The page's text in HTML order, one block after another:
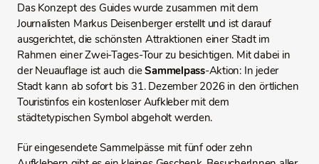
Das Konzept des Guides wurde zusammen mit dem
Journalisten Markus Deisenberger erstellt und ist darauf
ausgerichtet, die schönsten Attraktionen einer Stadt im
Rahmen einer Zwei-Tages-Tour zu besichtigen. Mit dabei in
der Neuauflage ist auch dieSammelpass-Aktion: In jeder
Stadt kann ab sofort bis 31. Dezember 2026 in den örtlichen
Touristinfos ein kostenloser Aufkleber mit dem
städtetypischen Symbol abgeholt werden.
Für eingesendete Sammelpässe mit fünf oder zehn